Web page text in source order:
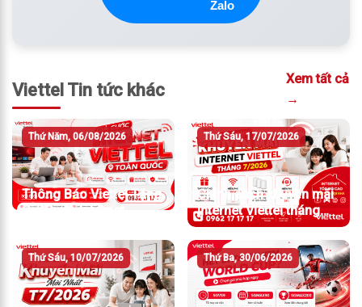
Zalo
Viettel Tin tức khác
Xem tất cả
→
Thứ Năm, 06/08/2026
Thông Báo Viettel Tăng
Giá Cước Internet
Thứ Sáu, 17/07/2026
Chính sách khuyến mãi
Internet Viettel tháng
7/2026
Thứ Sáu, 10/07/2026 Thứ Ba, 30/06/2026